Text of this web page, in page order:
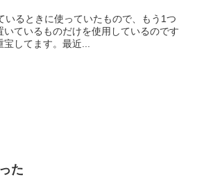
るときに使っていたもので、もう1つ
ているものだけを使用しているのです
宝してます。最近...
た